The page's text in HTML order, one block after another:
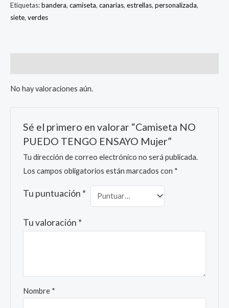
Etiquetas:bandera, camiseta, canarias, estrellas, personalizada,
siete, verdes
No hay valoraciones aún.
Sé el primero en valorar “Camiseta NO
PUEDO TENGO ENSAYO Mujer”
Tu dirección de correo electrónico no será publicada.
Los campos obligatorios están marcados con *
Tu puntuación *
Tu valoración *
Nombre *